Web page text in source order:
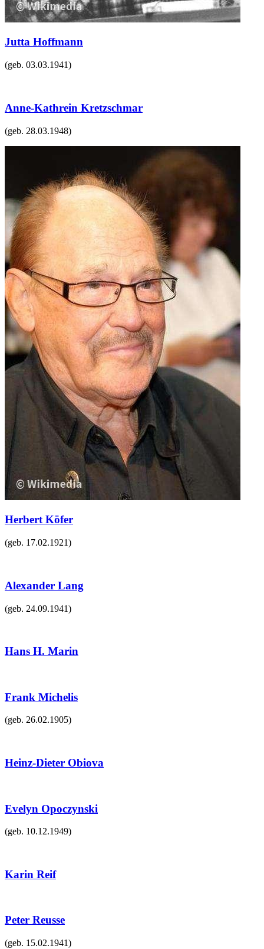
Jutta Hoffmann
(geb. 03.03.1941)
Anne-Kathrein Kretzschmar
(geb. 28.03.1948)
Herbert Köfer
(geb. 17.02.1921)
Alexander Lang
(geb. 24.09.1941)
Hans H. Marin
Frank Michelis
(geb. 26.02.1905)
Heinz-Dieter Obiova
Evelyn Opoczynski
(geb. 10.12.1949)
Karin Reif
Peter Reusse
(geb. 15.02.1941)